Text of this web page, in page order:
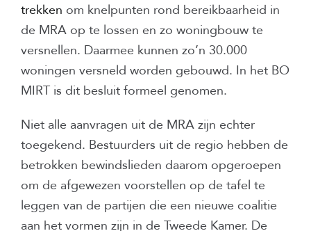
trekken om knelpunten rond bereikbaarheid in
de MRA op te lossen en zo woningbouw te
versnellen. Daarmee kunnen zo’n 30.000
woningen versneld worden gebouwd. In het BO
MIRT is dit besluit formeel genomen.
Niet alle aanvragen uit de MRA zijn echter
toegekend. Bestuurders uit de regio hebben de
betrokken bewindslieden daarom opgeroepen
om de afgewezen voorstellen op de tafel te
leggen van de partijen die een nieuwe coalitie
aan het vormen zijn in de Tweede Kamer. De